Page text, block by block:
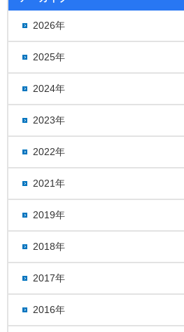
2026年
2025年
2024年
2023年
2022年
2021年
2019年
2018年
2017年
2016年